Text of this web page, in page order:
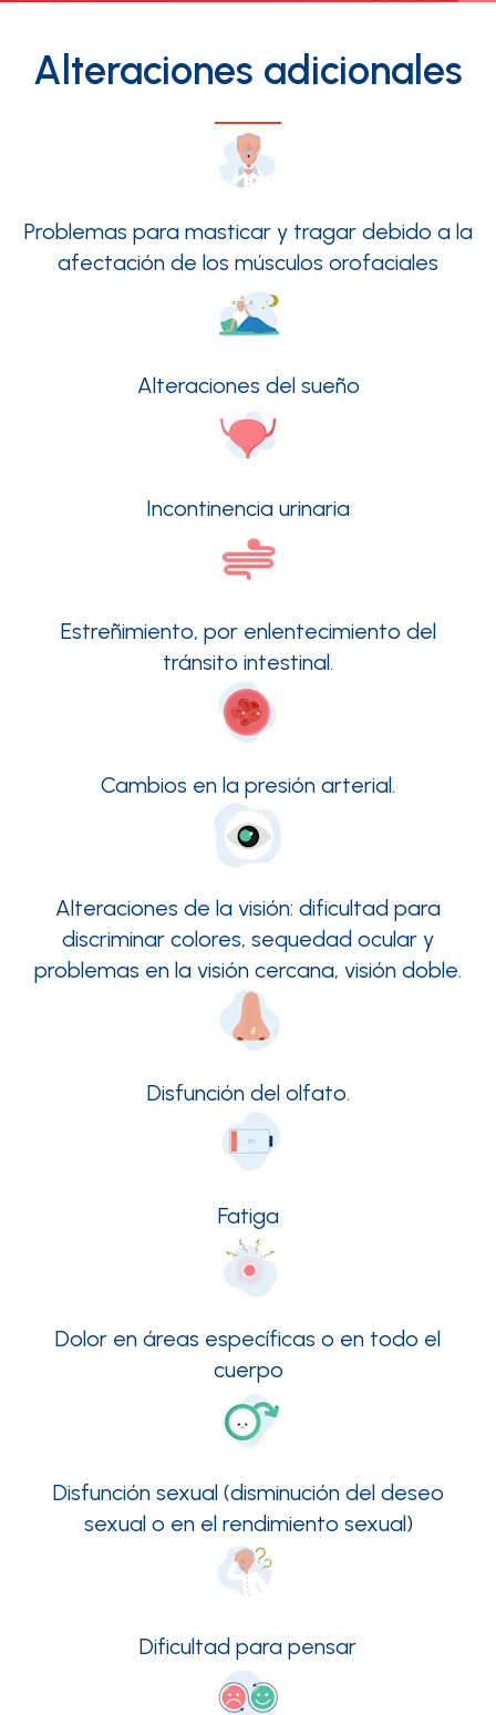
Alteraciones adicionales
Problemas para masticar y tragar debido a la
afectación de los músculos orofaciales
Alteraciones del sueño
Incontinencia urinaria
Estreñimiento, por enlentecimiento del
tránsito intestinal.
Cambios en la presión arterial.
Alteraciones de la visión: dificultad para
discriminar colores, sequedad ocular y
problemas en la visión cercana, visión doble.
Disfunción del olfato.
Fatiga
Dolor en áreas específicas o en todo el
cuerpo
Disfunción sexual (disminución del deseo
sexual o en el rendimiento sexual)
Dificultad para pensar